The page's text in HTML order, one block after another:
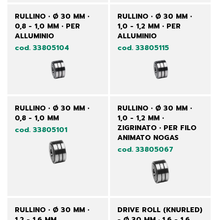
RULLINO • Ø 30 MM •
0,8 - 1,0 MM • PER
ALLUMINIO
cod. 33805104
RULLINO • Ø 30 MM •
1,0 - 1,2 MM • PER
ALLUMINIO
cod. 33805115
RULLINO • Ø 30 MM •
0,8 - 1,0 MM
cod. 33805101
RULLINO • Ø 30 MM •
1,0 - 1,2 MM •
ZIGRINATO • PER FILO
ANIMATO NOGAS
cod. 33805067
RULLINO • Ø 30 MM •
DRIVE ROLL (KNURLED)